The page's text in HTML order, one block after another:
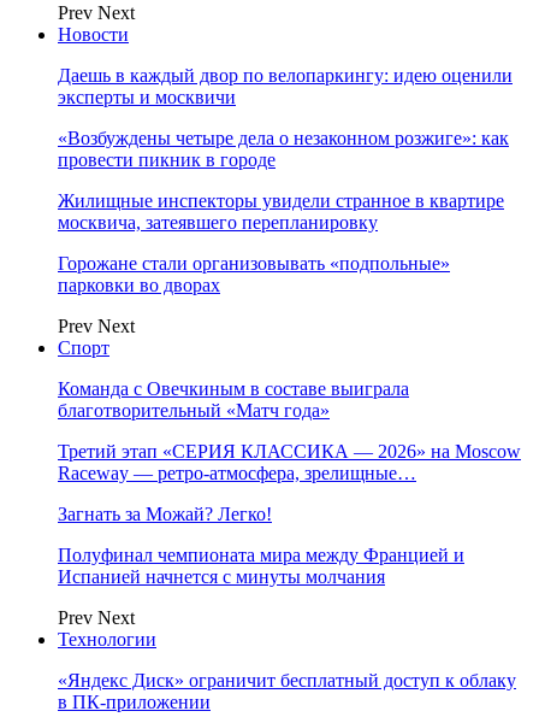
Prev Next
Новости
Даешь в каждый двор по велопаркингу: идею оценили
эксперты и москвичи
«Возбуждены четыре дела о незаконном розжиге»: как
провести пикник в городе
Жилищные инспекторы увидели странное в квартире
москвича, затеявшего перепланировку
Горожане стали организовывать «подпольные»
парковки во дворах
Prev Next
Спорт
Команда с Овечкиным в составе выиграла
благотворительный «Матч года»
Третий этап «СЕРИЯ КЛАССИКА — 2026» на Moscow
Raceway — ретро‑атмосфера, зрелищные…
Загнать за Можай? Легко!
Полуфинал чемпионата мира между Францией и
Испанией начнется с минуты молчания
Prev Next
Технологии
«Яндекс Диск» ограничит бесплатный доступ к облаку
в ПК-приложении